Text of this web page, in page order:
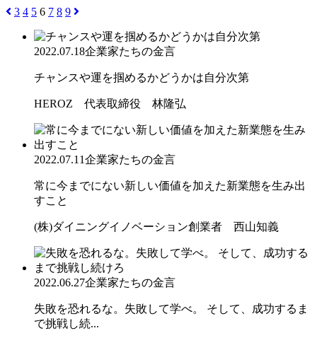
3 4 5 6 7 8 9
2022.07.18企業家たちの金言
チャンスや運を掴めるかどうかは自分次第
HEROZ 代表取締役 林隆弘
2022.07.11企業家たちの金言
常に今までにない新しい価値を加えた新業態を生み出
すこと
(株)ダイニングイノベーション創業者 西山知義
2022.06.27企業家たちの金言
失敗を恐れるな。失敗して学べ。 そして、成功するま
で挑戦し続...